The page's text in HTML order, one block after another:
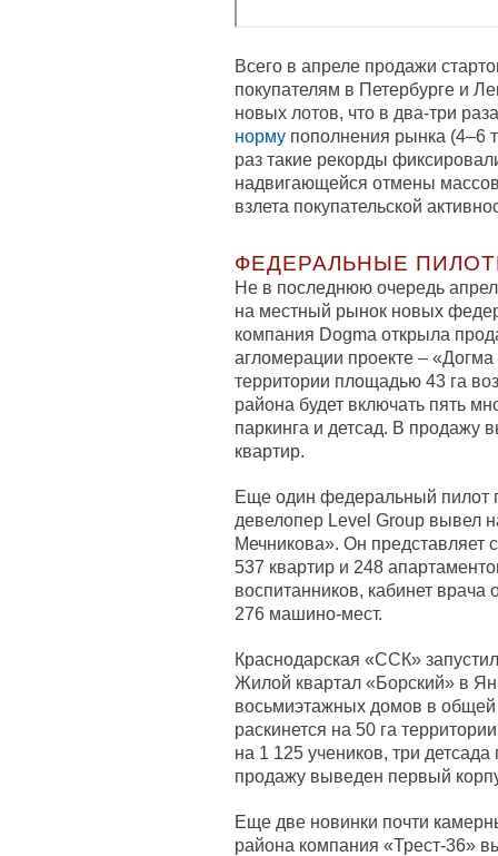
Всего в апреле продажи
покупателям в Петербурге и
новых лотов, что в два-три
норму пополнения рынка (4–6
раз такие рекорды
надвигающейся отмены
взлета покупательской
ФЕДЕРАЛЬНЫЕ
Не в последнюю очередь
на местный рынок новых
компания Dogma открыла
агломерации проекте –
территории площадью 43 га
района будет включать пять
паркинга и детсад. В продажу
квартир.
Еще один федеральный пилот
девелопер Level Group вывел
Мечникова». Он представляет
537 квартир и 248
воспитанников, кабинет
276 машино-мест.
Краснодарская «ССК»
Жилой квартал «Борский» в
восьмиэтажных домов в общей
раскинется на 50 га
на 1 125 учеников, три
продажу выведен первый
Еще две новинки почти
района компания «Трест-36»